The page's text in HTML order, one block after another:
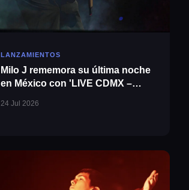
LANZAMIENTOS
Milo J rememora su última noche
en México con 'LIVE CDMX –
24 Jul 2026